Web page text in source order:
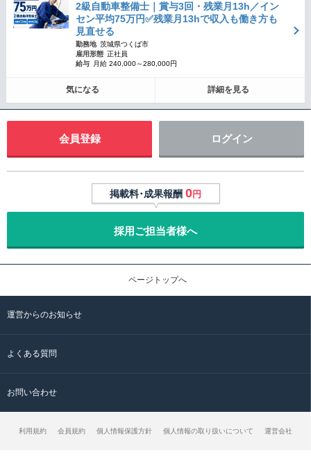
2級自動車整備士｜賞与3回・残業月13h／イン
セン平均75万円✅残業月13hで収入も働き方も
見直せる
勤務地 茨城県つくば市
雇用形態 正社員
給与 月給 240,000～280,000円
気になる 詳細を見る
会員登録 ログイン
掲載料･成果報酬 0円
採用ご担当者様へ
ページトップへ
運営からのお知らせ
よくある質問
お問い合わせ
利用規約 会員規約 個人情報保護方針 個人情報の取り扱いについて 運営会社